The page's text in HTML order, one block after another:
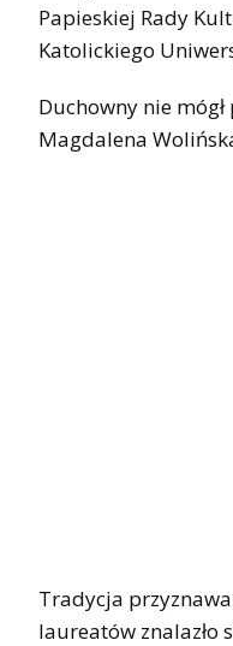
Papieskiej Rady
Katolickiego
Duchowny nie
Magdalena
Tradycja
laureatów znalazło